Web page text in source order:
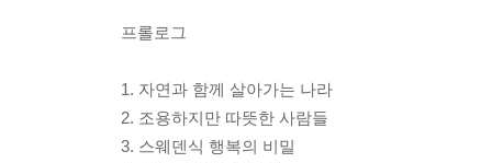
프롤로그
1. 자연과 함께 살아가는 나라
2. 조용하지만 따뜻한 사람들
3. 스웨덴식 행복의 비밀